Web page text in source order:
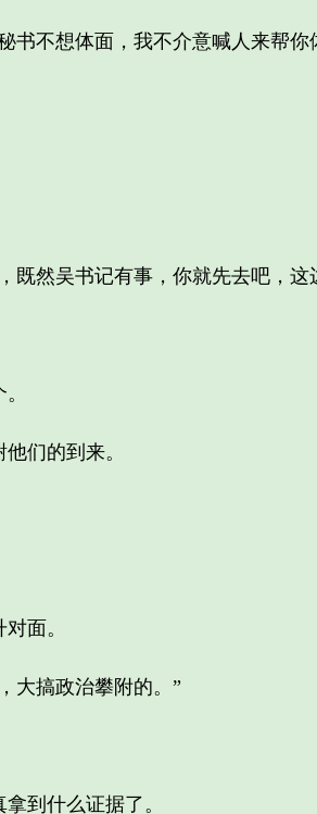
不想体面，我不介意喊人来帮你
然吴书记有事，你就先去吧，这
们的到来。
面。
搞政治攀附的。”
到什么证据了。